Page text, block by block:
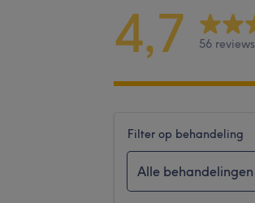
4,7 56 reviews
Filter op behandeling
Alle behandelingen